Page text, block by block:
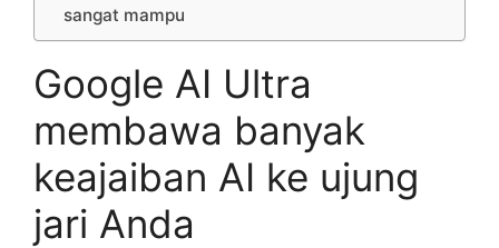
sangat mampu
Google AI Ultra
membawa banyak
keajaiban AI ke ujung
jari Anda